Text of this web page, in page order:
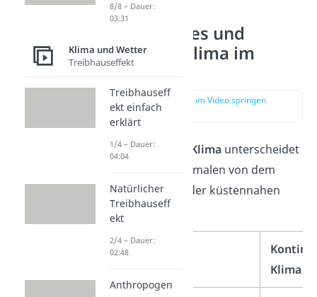
Kontinentales und
maritimes Klima im
Vergleich
zur Stelle im Video springen
(01:26)
Daskontinentale Klima unterscheidet
sich in vielen Merkmalen von dem
maritimen Klima
der küstennahen
Regionen.
Merkmale
Klima
8/8 – Dauer:
03:31
Klima und Wetter
Treibhauseffekt
Treibhauseff
ekt einfach
erklärt
1/4 – Dauer:
04:04
Natürlicher
Treibhauseff
ekt
2/4 – Dauer:
02:48
Anthropogen